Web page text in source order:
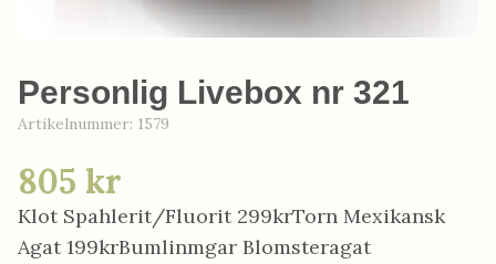
Personlig Livebox nr 321
Artikelnummer: 1579
805 kr
Klot Spahlerit/Fluorit 299krTorn Mexikansk
Agat 199krBumlinmgar Blomsteragat